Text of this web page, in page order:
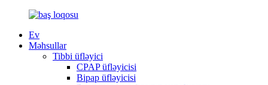
Ev
Məhsullar
Tibbi üfləyici
CPAP üfləyicisi
Bipap üfləyicisi